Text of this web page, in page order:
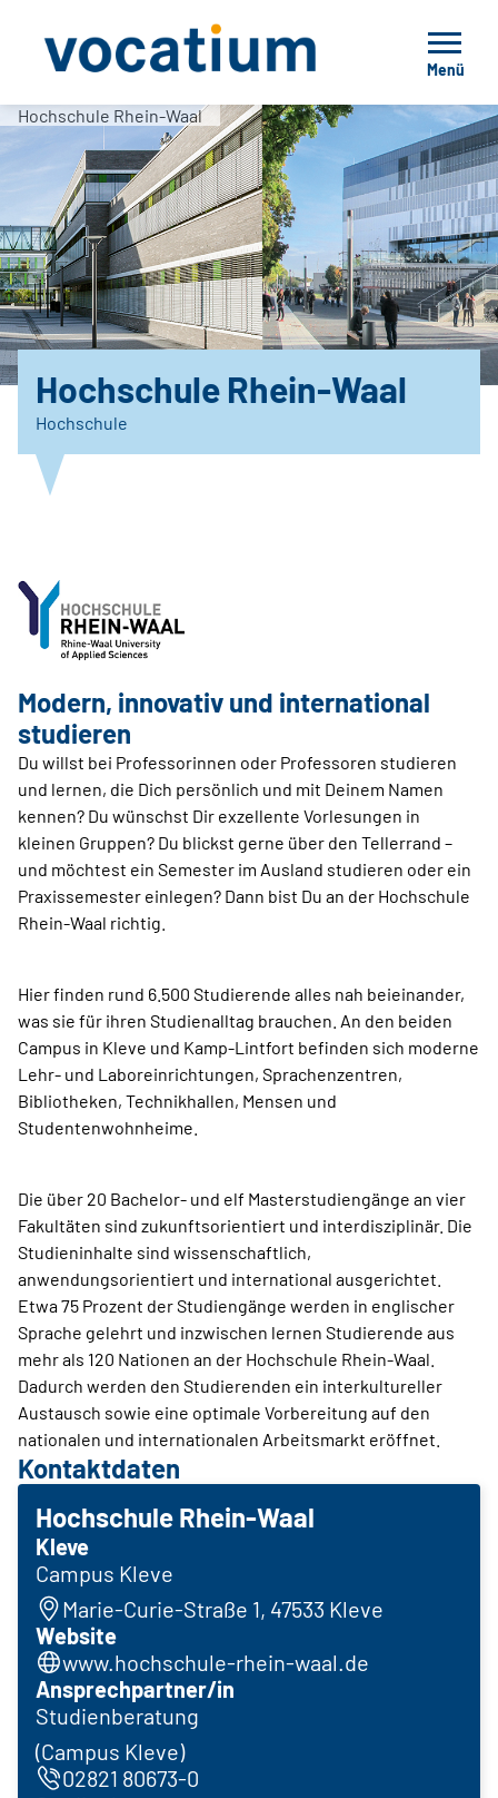
Menü
Hochschule Rhein-Waal
Hochschule Rhein-Waal
Hochschule
Modern, innovativ und international
studieren
Du willst bei Professorinnen oder Professoren studieren
und lernen, die Dich persönlich und mit Deinem Namen
kennen? Du wünschst Dir exzellente Vorlesungen in
kleinen Gruppen? Du blickst gerne über den Tellerrand –
und möchtest ein Semester im Ausland studieren oder ein
Praxissemester einlegen? Dann bist Du an der Hochschule
Rhein-Waal richtig.
Hier finden rund 6.500 Studierende alles nah beieinander,
was sie für ihren Studienalltag brauchen. An den beiden
Campus in Kleve und Kamp-Lintfort befinden sich moderne
Lehr- und Laboreinrichtungen, Sprachenzentren,
Bibliotheken, Technikhallen, Mensen und
Studentenwohnheime.
Die über 20 Bachelor- und elf Masterstudiengänge an vier
Fakultäten sind zukunftsorientiert und interdisziplinär. Die
Studieninhalte sind wissenschaftlich,
anwendungsorientiert und international ausgerichtet.
Etwa 75 Prozent der Studiengänge werden in englischer
Sprache gelehrt und inzwischen lernen Studierende aus
mehr als 120 Nationen an der Hochschule Rhein-Waal.
Dadurch werden den Studierenden ein interkultureller
Austausch sowie eine optimale Vorbereitung auf den
nationalen und internationalen Arbeitsmarkt eröffnet.
Kontaktdaten
Hochschule Rhein-Waal
Kleve
Campus Kleve
Marie-Curie-Straße 1, 47533 Kleve
Website
www.hochschule-rhein-waal.de
Ansprechpartner/in
Studienberatung
(Campus Kleve)
02821 80673-0